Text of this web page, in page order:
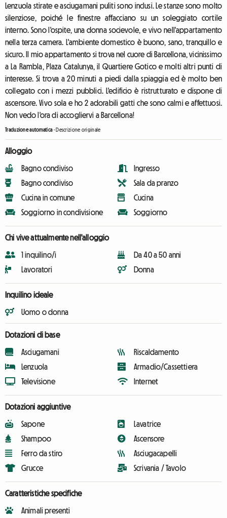
Lenzuola stirate e asciugamani puliti sono inclusi. Le stanze sono molto
silenziose, poiché le finestre affacciano su un soleggiato cortile
interno. Sono l'ospite, una donna socievole, e vivo nell'appartamento
nella terza camera. L'ambiente domestico è buono, sano, tranquillo e
sicuro. Il mio appartamento si trova nel cuore di Barcellona, vicinissimo
a La Rambla, Plaza Catalunya, il Quartiere Gotico e molti altri punti di
interesse. Si trova a 20 minuti a piedi dalla spiaggia ed è molto ben
collegato con i mezzi pubblici. L'edificio è ristrutturato e dispone di
ascensore. Vivo sola e ho 2 adorabili gatti che sono calmi e affettuosi.
Non vedo l'ora di accogliervi a Barcellona!
Traduzione automatica-Descrizione originale
Alloggio
Bagno condiviso
Bagno condiviso
Cucina in comune
Soggiorno in condivisione
Ingresso
Sala da pranzo
Cucina
Soggiorno
Chi vive attualmente nell'alloggio
1 inquilino/i
Lavoratori
Da 40 a 50 anni
Donna
Inquilino ideale
Uomo o donna
Dotazioni di base
Asciugamani
Lenzuola
Televisione
Riscaldamento
Armadio/Cassettiera
Internet
Dotazioni aggiuntive
Sapone
Shampoo
Ferro da stiro
Grucce
Lavatrice
Ascensore
Asciugacapelli
Scrivania / Tavolo
Caratteristiche specifiche
Animali presenti